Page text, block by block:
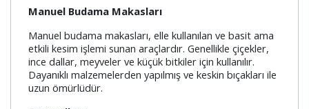
Manuel Budama Makasları
Manuel budama makasları, elle kullanılan ve basit ama
etkili kesim işlemi sunan araçlardır. Genellikle çiçekler,
ince dallar, meyveler ve küçük bitkiler için kullanılır.
Dayanıklı malzemelerden yapılmış ve keskin bıçakları ile
uzun ömürlüdür.